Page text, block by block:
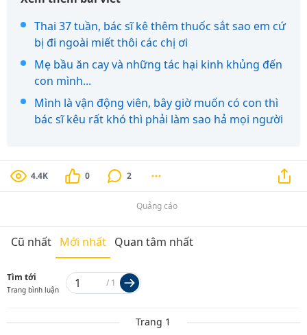
Thai 37 tuần, bác sĩ kê thêm thuốc sắt sao em cứ
bị đi ngoài miết thôi các chị ơi
Mẹ bầu ăn cay và những tác hại kinh khủng đến
con mình...
Mình là vận động viên, bây giờ muốn có con thì
bác sĩ kêu rất khó thì phải làm sao hả mọi người
4.4K 0 2
Quảng cáo
Cũ nhất Mới nhất Quan tâm nhất
Tìm tới
Trang bình luận
/ 1
Trang 1